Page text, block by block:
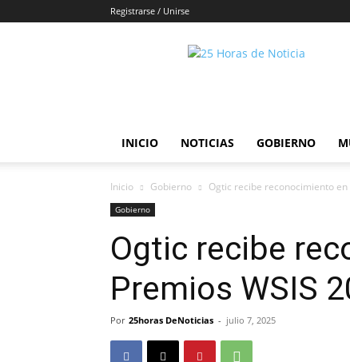
Registrarse / Unirse
25horasdenoticias
INICIO NOTICIAS GOBIERNO
Inicio Gobierno Ogtic recibe reconocimiento en
Gobierno
Ogtic recibe
Premios WSIS
Por 25horas DeNoticias - julio 7, 2025